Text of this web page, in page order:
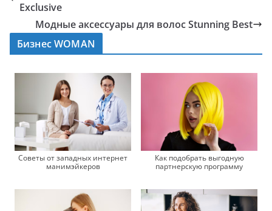
Exclusive
Модные аксессуары для волос Stunning Best
Бизнес WOMAN
Советы от западных интернет
манимэйкеров
Как подобрать выгодную
партнерскую программу